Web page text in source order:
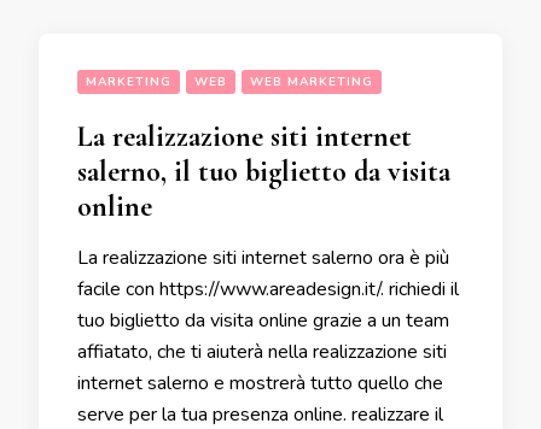
MARKETING WEB WEB MARKETING
La realizzazione siti internet
salerno, il tuo biglietto da visita
online
La realizzazione siti internet salerno ora è più
facile con https://www.areadesign.it/. richiedi il
tuo biglietto da visita online grazie a un team
affiatato, che ti aiuterà nella realizzazione siti
internet salerno e mostrerà tutto quello che
serve per la tua presenza online. realizzare il